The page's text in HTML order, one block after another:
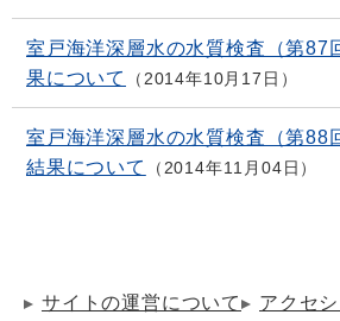
室戸海洋深層水の水質検査（第87
果について
2014年10月17日
室戸海洋深層水の水質検査（第88
結果について
2014年11月04日
サイトの運営について
アクセ